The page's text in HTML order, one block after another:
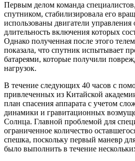
Первым делом команда
спутником, стабилизировала его
использованы двигатели управления
длительность включения которых
Однако полученная после этого
показала, что спутник испытывает
батареями, которые получили
нагрузок.
В течение следующих 40 часов с
привлеченных из Китайской
план спасения аппарата с учетом
динамики и гравитационных
Солнца. Главной проблемой для
ограниченное количество
спешка, поскольку первый маневр
было выполнить в течение